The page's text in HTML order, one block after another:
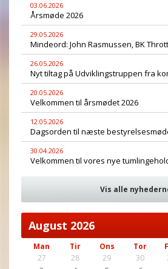
03.06.2026
Årsmøde 2026
29.05.2026
Mindeord: John Rasmussen, BK Thrott
26.05.2026
Nyt tiltag på Udviklingstruppen fra
20.05.2026
Velkommen til årsmødet 2026
12.05.2026
Dagsorden til næste
30.04.2026
Velkommen til vores nye
Vis alle
August 2026
Man Tir Ons Tor
27
28 29 30